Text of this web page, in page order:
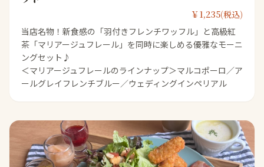
￥1,235(税込)
当店名物！新食感の「羽付きフレンチワッフル」と高級紅
茶「マリアージュフレール」を同時に楽しめる優雅なモーニ
ングセット♪
＜マリアージュフレールのラインナップ＞マルコポーロ／ア
ールグレイフレンチブルー／ウェディングインペリアル